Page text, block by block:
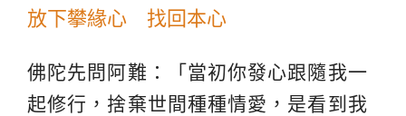
放下攀緣心 找回本心
佛陀先問阿難：「當初你發心跟隨我一
起修行，捨棄世間種種情愛，是看到我